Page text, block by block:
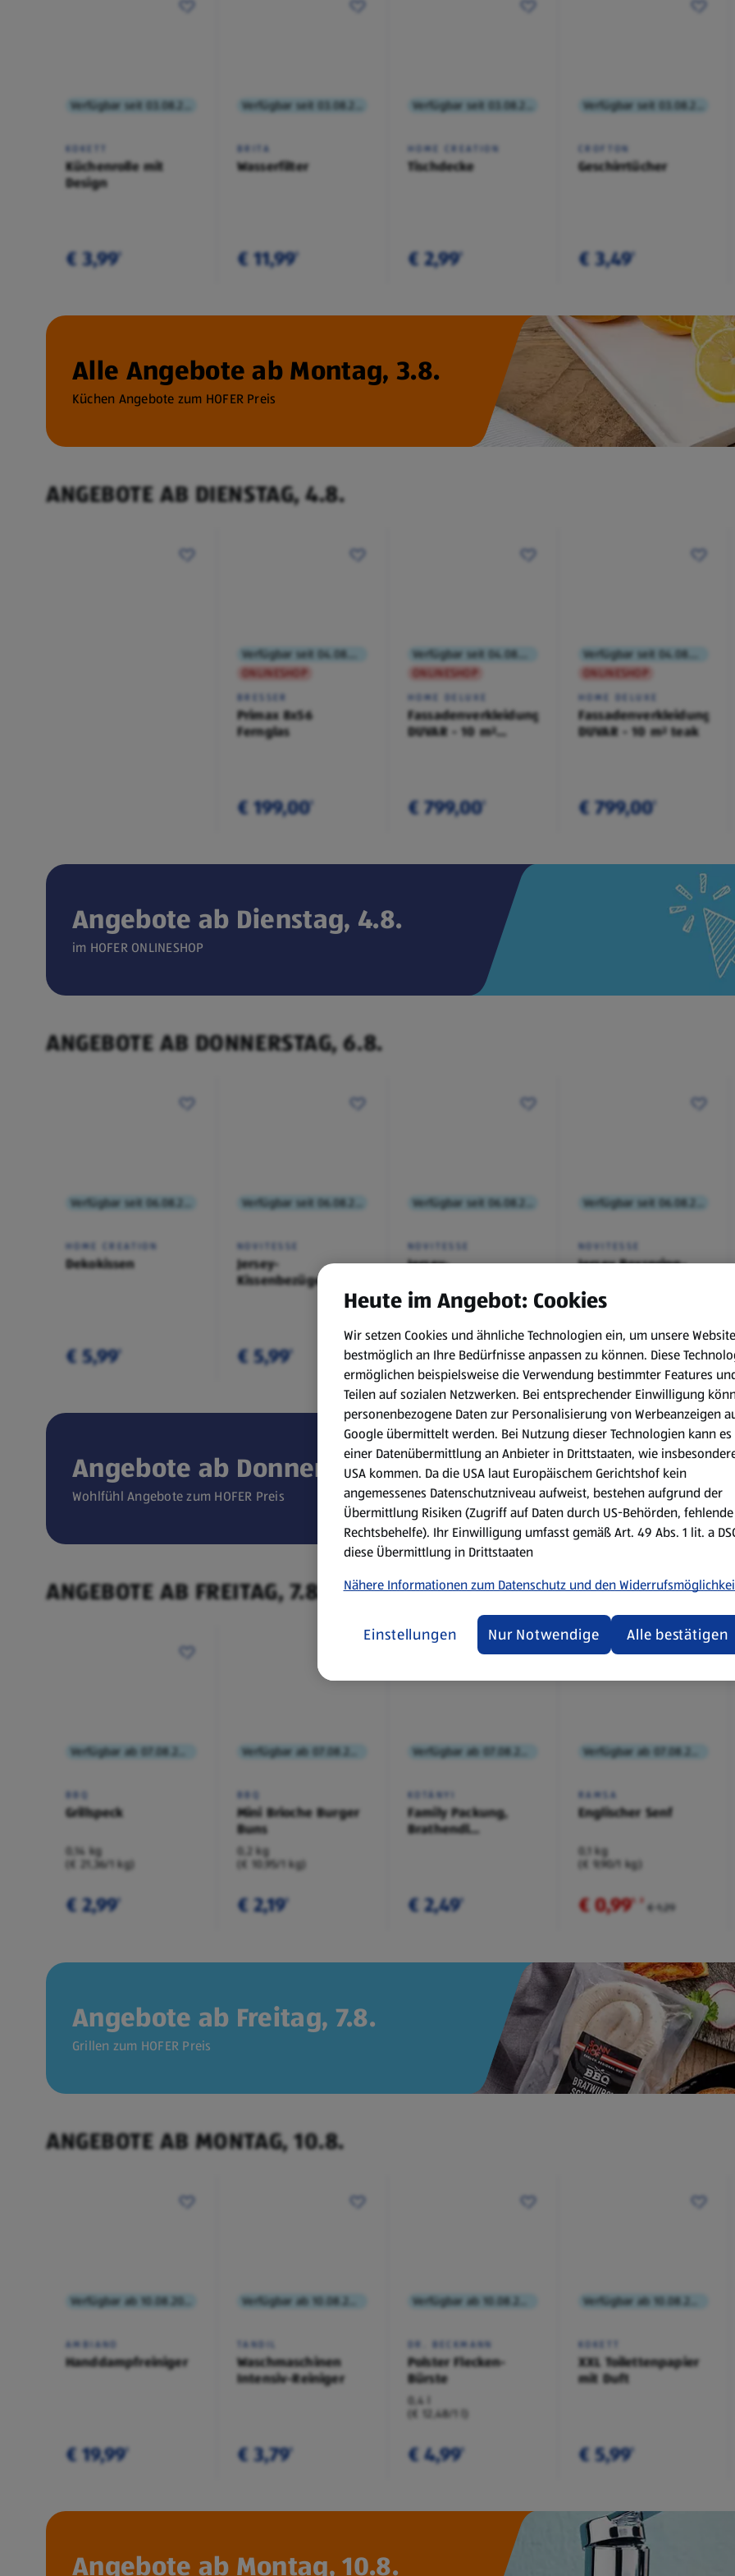
KOKETT
Küchenrolle mit
Design
€ 3,99¹
BRITA
Wasserfilter
€ 11,99¹
HOME CREATION
Tischdecke
€ 2,99¹
CROFTON
Geschirrtücher
€ 3,49¹
Alle Angebote ab Montag, 3.8.
Küchen Angebote zum HOFER Preis
ANGEBOTE AB DIENSTAG, 4.8.
Verfügbar seit 04.08.2026
CEEM
ONLINESHOP
BRESSER
Primax 8x56
Fernglas
€ 199,00¹
ONLINESHOP
HOME DELUXE
Fassadenverkleidung
DUVAR - 10 m²
€ 799,00¹
ONLINESHOP
HOME DELUXE
Fassadenverkleidung
DUVAR - 10 m² teak
€ 799,00¹
Angebote ab Dienstag, 4.8.
im HOFER ONLINESHOP
(öffnet in einem neuen Tab)
ANGEBOTE AB DONNERSTAG, 6.8.
HOME CREATION
Dekokissen
€ 5,99¹
NOVITESSE
Jersey-
Kissenbezüge,
€ 5,99¹
NOVITESSE
Jersey-
€ 9,99 ¹
NOVITESSE
Jersey Boxspring-
€ 11,99¹
Angebote ab Donnerstag, 6.8.
Wohlfühl Angebote zum HOFER Preis
ANGEBOTE AB FREITAG, 7.8.
BBQ
Grillspeck
0,14 kg
(€ 21,36/1 kg)
€ 2,99¹
BBQ
Mini Brioche Burger
Buns
0,2 kg
(€ 10,95/1 kg)
€ 2,19¹
KOTÁNYI
Family Packung,
Brathendl
€ 2,49¹
RAMSA
Englischer Senf
0,1 kg
(€ 9,90/1 kg)
€ 0,99¹ ² € 1,29
Angebote ab Freitag, 7.8.
Grillen zum HOFER Preis
ANGEBOTE AB MONTAG, 10.8.
AMBIANO
Handdampfreiniger
€ 19,99¹
TANDIL
Waschmaschinen
Intensiv-Reiniger
€ 3,79¹
DR. BECKMANN
Polster Flecken-
Bürste
0,4 l
(€ 12,48/1 l)
€ 4,99¹
KOKETT
XXL Toilettenpapier
mit Duft
€ 5,99¹
Angebote ab Montag, 10.8.
Heute im Angebot: Cookies
Wir setzen Cookies und ähnliche Technologien ein, um unsere Website
bestmöglich an Ihre Bedürfnisse anpassen zu können. Diese
ermöglichen beispielsweise die Verwendung bestimmter Features
Teilen auf sozialen Netzwerken. Bei entsprechender Einwilligung
personenbezogene Daten zur Personalisierung von Werbeanzeigen
Google übermittelt werden. Bei Nutzung dieser Technologien kann es
einer Datenübermittlung an Anbieter in Drittstaaten, wie
USA kommen. Da die USA laut Europäischem Gerichtshof kein
angemessenes Datenschutzniveau aufweist, bestehen aufgrund der
Übermittlung Risiken (Zugriff auf Daten durch US-Behörden, fehlende
Rechtsbehelfe). Ihr Einwilligung umfasst gemäß Art. 49 Abs. 1 lit. a
diese Übermittlung in Drittstaaten
Nähere Informationen zum Datenschutz und den
Einstellungen Nur Notwendige Alle bestätigen